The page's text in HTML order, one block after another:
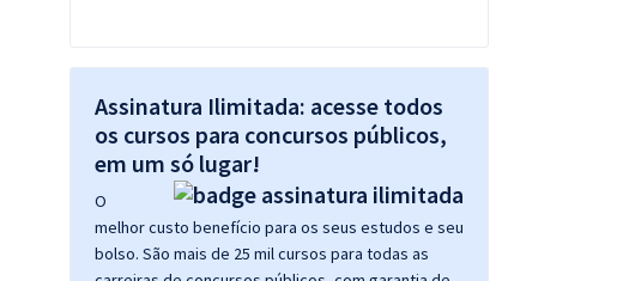
Assinatura Ilimitada: acesse todos
os cursos para concursos públicos,
em um só lugar!
O
melhor custo benefício para os seus estudos e seu
bolso. São mais de 25 mil cursos para todas as